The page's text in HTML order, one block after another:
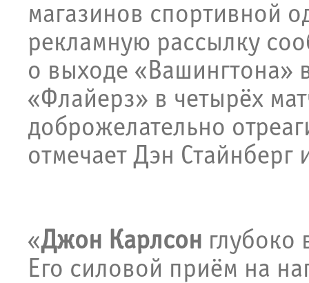
магазинов спортивной
рекламную рассылку
о выходе «Вашингтона»
«Флайерз» в четырёх
доброжелательно
отмечает Дэн Стайнберг
«Джон Карлсон глубоко
Его силовой приём на